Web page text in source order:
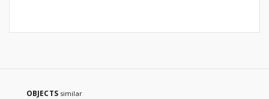
OBJECTS similar